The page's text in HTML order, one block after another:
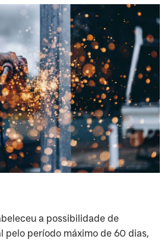
a possibilidade de
pelo período máximo de 60 dias,